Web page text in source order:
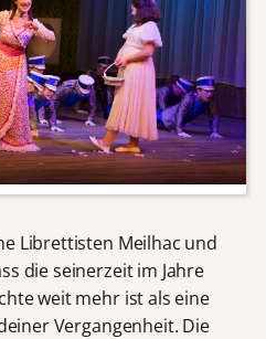
Librettisten Meilhac und
die seinerzeit im Jahre
weit mehr ist als eine
Vergangenheit. Die